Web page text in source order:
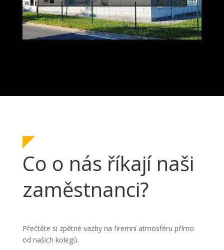
Co o nás říkají naši
zaměstnanci?
Přečtěte si zpětné vazby na firemní atmosféru přímo
od našich kolegů.